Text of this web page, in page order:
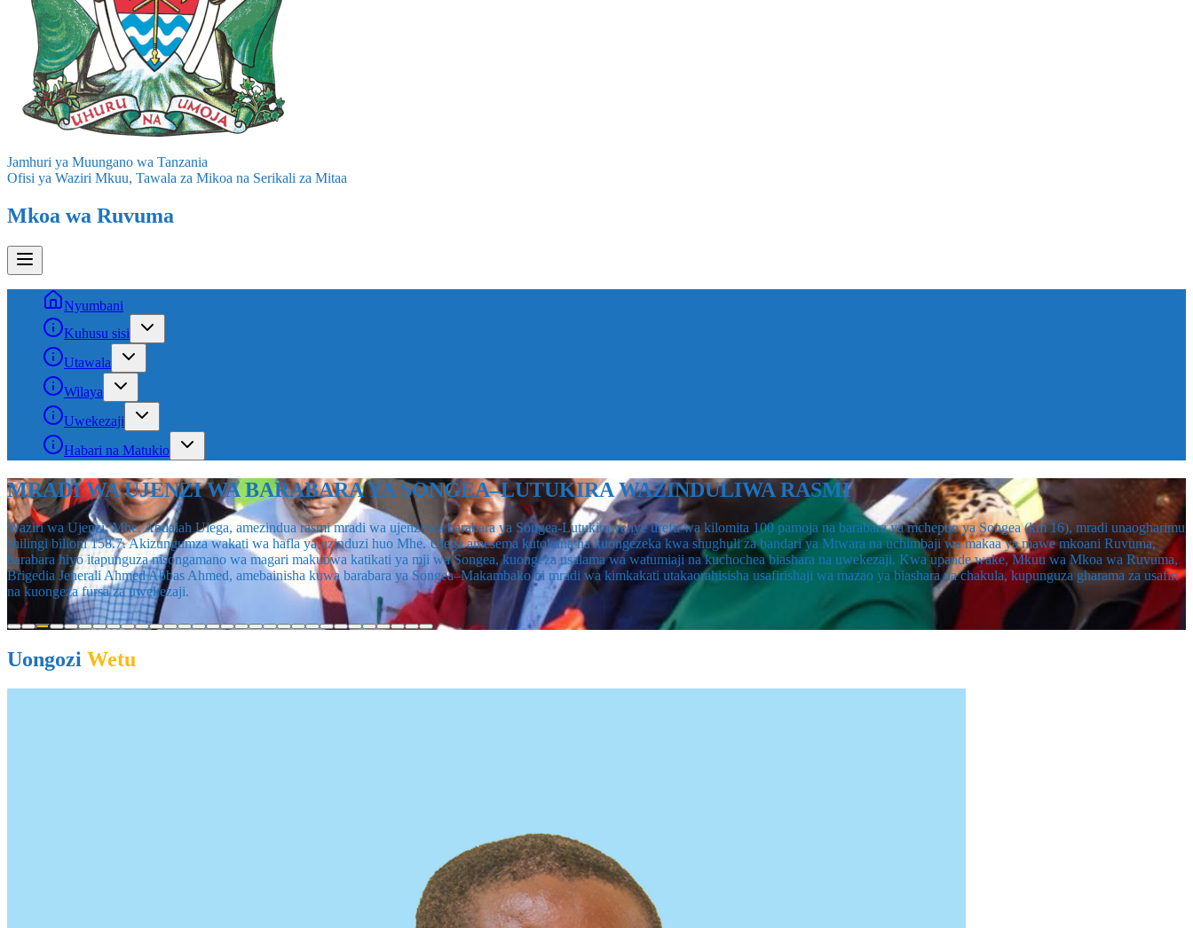
Jamhuri ya Muungano wa Tanzania
Ofisi ya Waziri Mkuu, Tawala za Mikoa na Serikali za Mitaa
Mkoa wa Ruvuma
Nyumbani
Kuhusu sisi
Utawala
Wilaya
Uwekezaji
Habari na Matukio
WAZIRI WA MAENDELEO YA JAMII AWASILI SONGEA
Naibu Waziri wa Maendeleo ya Jamii, Jinsia, Wanawake na Makundi Maalum, Mhe. Maryprisca Winfried Mahundi, alipowasili Julai 3, 2026 mjini Songea, mkoani Ruvuma, kupitia uwanja wa ndege wa
Songea na kupokelewa na viongozi mbalimbali wa serikali na chama wakiongozwa na Mkuu wa Mkoa wa Ruvuma Brigedia Jenerali Ahmed Abbas Ahmed. Mhe. Mahundi aliwasili Songea kushiriki katika
Siku ya Mtoko wa Familia iliyoandaliwa na Taasisi ya Rilex for Life Foundation, itakayofanyika tarehe 4 Julai 2026 katika ukumbi wa Bombambili, Manispaa ya Songea. Katika tukio hilo, Mhe. Mahundi
atakuwa mgeni rasmi.